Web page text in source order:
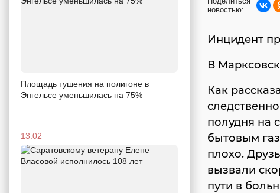
Площадь тушения на полигоне в
Энгельсе уменьшилась на 75%
13:02
новостью:
Инцидент
В
Как
полудня на
бытовым
плохо.
вызвали
пути в